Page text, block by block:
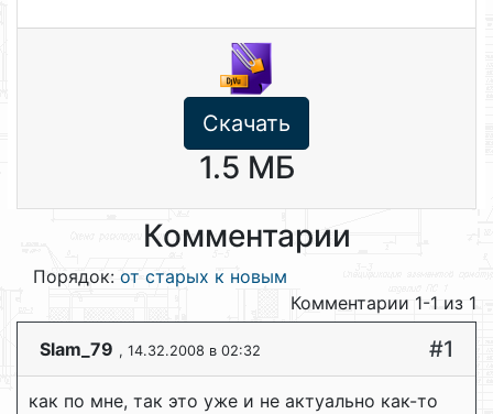
Скачать
1.5 МБ
Комментарии
Порядок: от старых к новым
Комментарии 1-1 из 1
Slam_79 , 14.32.2008 в 02:32 #1
как по мне, так это уже и не актуально как-то